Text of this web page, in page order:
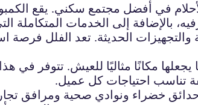
في أفضل مجتمع سكني. يقع
بالإضافة إلى الخدمات المتكاملة
الحديثة. تعد الفلل فرصة
مكانًا مثاليًا للعيش. تتوفر في
تناسب احتياجات كل عميل.
خضراء ونوادي صحية ومرافق